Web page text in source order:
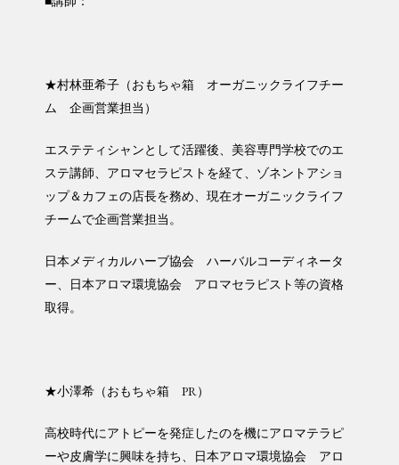
★村林亜希子（おもちゃ箱 オーガニックライフチー
ム 企画営業担当）
エステティシャンとして活躍後、美容専門学校でのエ
ステ講師、アロマセラピストを経て、ゾネントアショ
ップ＆カフェの店長を務め、現在オーガニックライフ
チームで企画営業担当。
日本メディカルハーブ協会 ハーバルコーディネータ
ー、日本アロマ環境協会 アロマセラピスト等の資格
取得。
★小澤希（おもちゃ箱 PR）
高校時代にアトピーを発症したのを機にアロマテラピ
ーや皮膚学に興味を持ち、日本アロマ環境協会 アロ